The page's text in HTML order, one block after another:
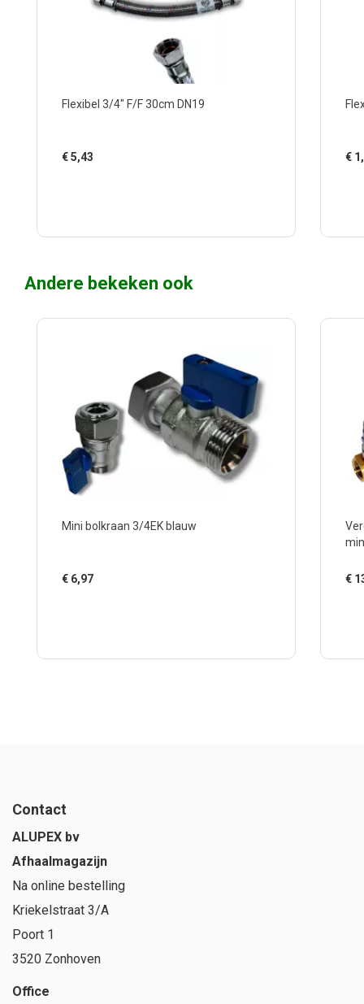
Flexibel 3/4" F/F 30cm DN19
€5,43 €
Andere bekeken ook
Mini bolkraan 3/4EK blauw
€ 6,97 €
Contact
ALUPEX bv
Afhaalmagazijn
Na online bestelling
Kriekelstraat 3/A
Poort 1
3520 Zonhoven
Office